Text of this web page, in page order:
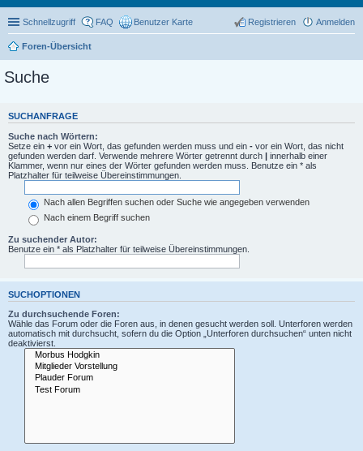
Schnellzugriff FAQ Benutzer Karte Anmelden
Registrieren
Foren-Übersicht
Suche
SUCHANFRAGE
Suche nach Wörtern:
Setze ein + vor ein Wort, das gefunden werden muss und ein - vor ein Wort, das nicht
gefunden werden darf. Verwende mehrere Wörter getrennt durch | innerhalb einer
Klammer, wenn nur eines der Wörter gefunden werden muss. Benutze ein * als
Platzhalter für teilweise Übereinstimmungen.
Nach allen Begriffen suchen oder Suche wie angegeben verwenden
Nach einem Begriff suchen
Zu suchender Autor:
Benutze ein * als Platzhalter für teilweise Übereinstimmungen.
SUCHOPTIONEN
Zu durchsuchende Foren:
Wähle das Forum oder die Foren aus, in denen gesucht werden soll. Unterforen werden
automatisch mit durchsucht, sofern du die Option „Unterforen durchsuchen“ unten nicht
deaktivierst.